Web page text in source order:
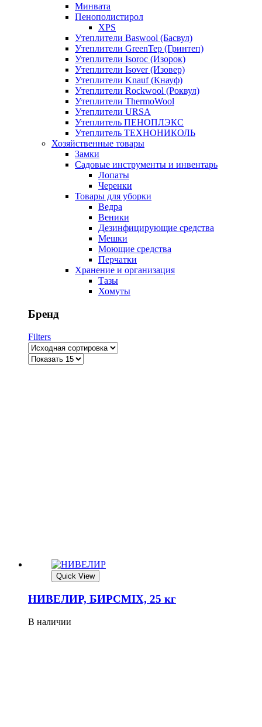
Минвата
Пенополистирол
XPS
Утеплители Baswool (Басвул)
Утеплители GreenTep (Гринтеп)
Утеплители Isoroc (Изорок)
Утеплители Isover (Изовер)
Утеплители Knauf (Кнауф)
Утеплители Rockwool (Роквул)
Утеплители ThermoWool
Утеплители URSA
Утеплитель ПЕНОПЛЭКС
Утеплитель ТЕХНОНИКОЛЬ
Хозяйственные товары
Замки
Садовые инструменты и инвентарь
Лопаты
Черенки
Товары для уборки
Ведра
Веники
Дезинфицирующие средства
Мешки
Моющие средства
Перчатки
Хранение и организация
Тазы
Хомуты
Бренд
Filters
Quick View
НИВЕЛИР, БИРСMIX, 25 кг
В наличии